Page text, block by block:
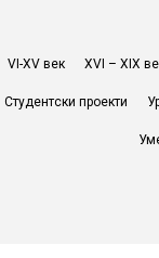
VI-XV век XVI – XIX
Студентски проекти